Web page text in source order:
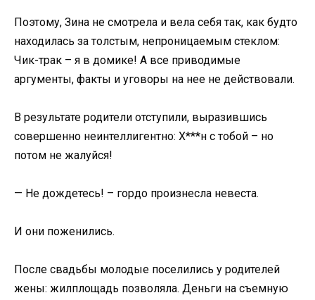
Поэтому, Зина не смотрела и вела себя так, как будто
находилась за толстым, непроницаемым стеклом:
Чик-трак – я в домике! А все приводимые
аргументы, факты и уговоры на нее не действовали.
В результате родители отступили, выразившись
совершенно неинтеллигентно: Х***н с тобой – но
потом не жалуйся!
— Не дождетесь! – гордо произнесла невеста.
И они поженились.
После свадьбы молодые поселились у родителей
жены: жилплощадь позволяла. Деньги на съемную